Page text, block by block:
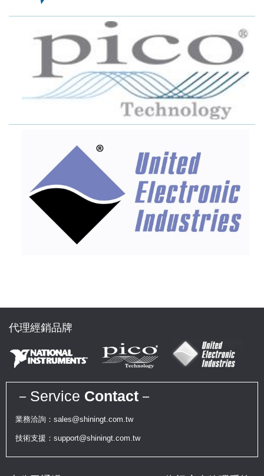
代理經銷品牌
－Service Contact －
業務洽詢：sales@shiningt.com.tw
技術支援：support@shiningt.com.tw